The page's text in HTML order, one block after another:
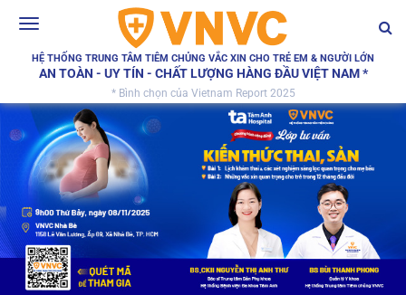
Toggle
HỆ THỐNG TRUNG TÂM TIÊM CHỦNG VẮC XIN CHO TRẺ EM & NGƯỜI LỚN
AN TOÀN - UY TÍN - CHẤT LƯỢNG HÀNG ĐẦU VIỆT NAM *
* Bình chọn của Vietnam Report 2025